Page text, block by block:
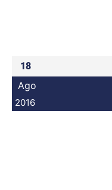
18
Ago
2016